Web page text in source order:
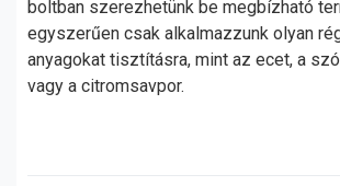
boltban szerezhetünk be megbízható
egyszerűen csak alkalmazzunk olyan
anyagokat tisztításra, mint az ecet, a
vagy a citromsavpor.